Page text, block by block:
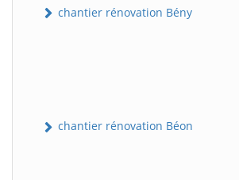
chantier rénovation Bény
chantier rénovation Béon